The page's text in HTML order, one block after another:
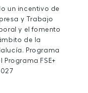
un incentivo de
y Trabajo
y el fomento
de la
Programa
FSE+